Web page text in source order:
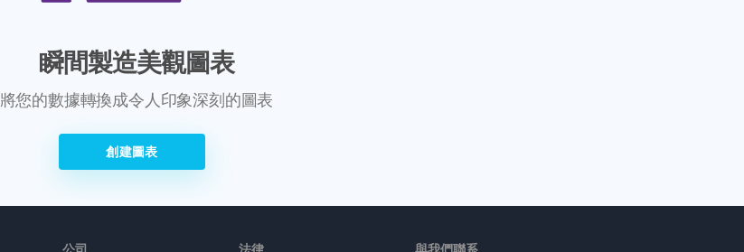
瞬間製造美觀圖表
將您的數據轉換成令人印象深刻的圖表
創建圖表